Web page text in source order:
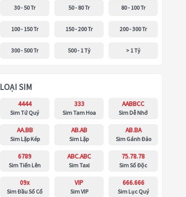
30 - 50 Tr 50 - 80 Tr 80 - 100 Tr
100 - 150 Tr 150 - 200 Tr 200 - 300 Tr
300 - 500 Tr 500 - 1 Tỷ > 1 Tỷ
LOẠI SIM
4444
Sim Tứ Quý
333
Sim Tam Hoa
AABBCC
Sim Dễ Nhớ
AA.BB
Sim Lặp Kép
AB.AB
Sim Lặp
AB.BA
Sim Gánh Đảo
6789
Sim Tiến Lên
ABC.ABC
Sim Taxi
75.78.78
Sim Số Độc
09x
Sim Đầu Số Cổ
VIP
Sim VIP
666.666
Sim Lục Quý